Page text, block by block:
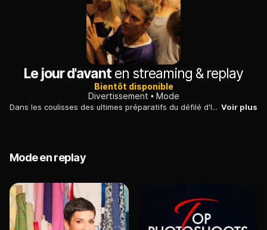
Le jour d'avanten streaming & replay
Bientôt disponible
Divertissement
Mode
Dans les coulisses des ultimes préparatifs du défilé d'Isabel Marant, une créatrice charismatique et drôle, dont la maison respire une ambiance familiale. Voir plus
Mode en replay